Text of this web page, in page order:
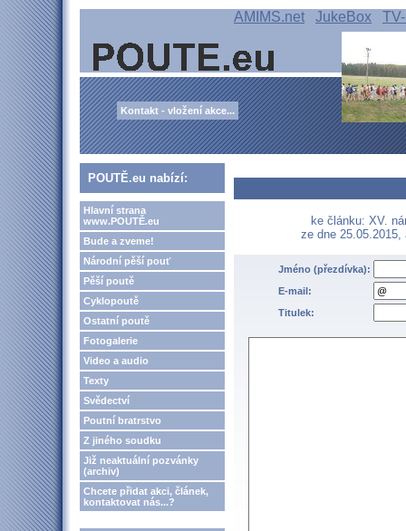
AMIMS.net JukeBox
Kontakt - vložení akce...
POUTĚ.eu nabízí:
Hlavní strana
www.POUTĚ.eu
Bude a zveme!
Národní pěší pouť
Pěší poutě
Cyklopoutě
Ostatní poutě
Fotogalerie
Video a audio
Texty
Svědectví
Poutní bratrstvo
Z jiného soudku
Již neaktuální pozvánky
(archiv)
Chcete přidat akci, článek,
kontaktovat nás...?
ke článku: XV.
ze dne
Jméno (přezdívka):
E-mail:
Titulek: